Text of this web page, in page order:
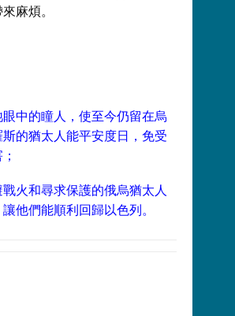
麻煩。
中的瞳人，使至今仍留在烏
斯的猶太人能平安度日，免受
火和尋求保護的俄烏猶太人
他們能順利回歸以色列。